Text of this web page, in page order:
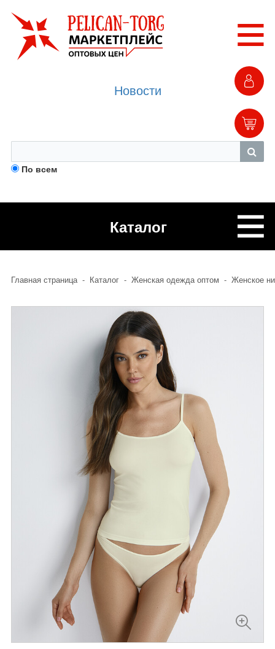
По всем
Новости
Каталог
Главная страница - Каталог - Женская одежда оптом - Женское